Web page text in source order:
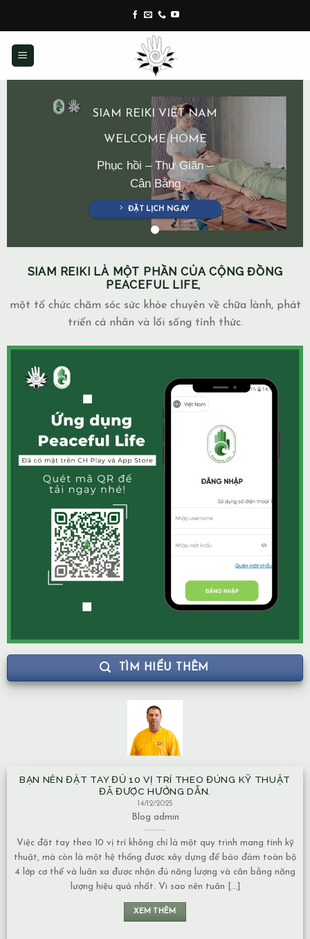
content
SIAM REIKI VIỆT NAM
WELCOME HOME
Phục hồi – Thư Giãn –
Cân Bằng
ĐẶT LỊCH NGAY
SIAM REIKI LÀ MỘT PHẦN CỦA CỘNG ĐỒNG
PEACEFUL LIFE,
một tổ chức chăm sóc sức khỏe chuyên về chữa lành, phát
triển cá nhân và lối sống tỉnh thức.
TÌM HIỂU THÊM
NÊN ĐẶT TAY ĐỦ 10 VỊ TRÍ THEO ĐÚNG KỸ THUẬT
ĐÃ ĐƯỢC HƯỚNG DẪN.
admin
đặt tay theo 10 vị trí không chỉ là một quy trình mang tính kỹ
mà còn là một hệ thống được xây dựng để bảo đảm toàn bộ
thể và luân xa được nhận đủ năng lượng và cân bằng năng
lượng hiệu quả nhất. Vì sao nên tuân [...]
XEM THÊM
NHÀ
Mạch
về
Nước